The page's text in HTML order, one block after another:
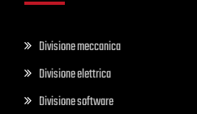
Divisione meccanica
Divisione elettrica
Divisione software